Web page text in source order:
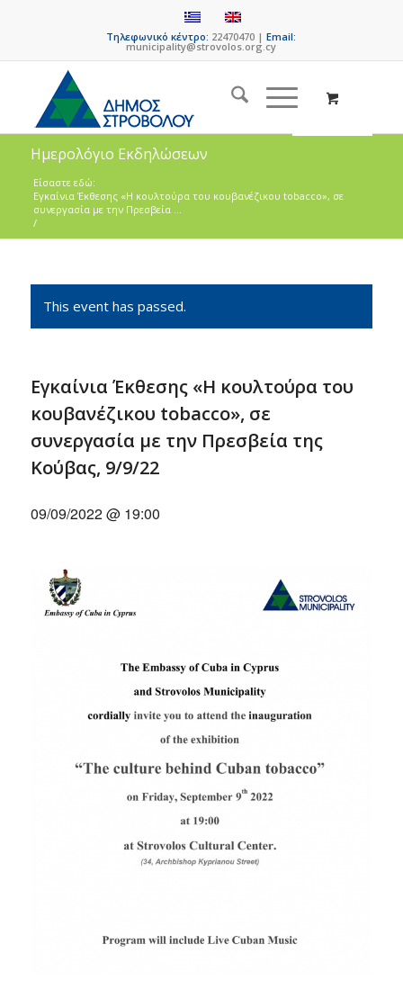
Τηλεφωνικό κέντρο: 22470470 |Email:
municipality@strovolos.org.cy
Ημερολόγιο Εκδηλώσεων
Είσαστε εδώ:
Εγκαίνια Έκθεσης «Η κουλτούρα του κουβανέζικου tobacco», σε
συνεργασία με την Πρεσβεία ...
/
This event has passed.
Εγκαίνια Έκθεσης «Η κουλτούρα του
κουβανέζικου tobacco», σε
συνεργασία με την Πρεσβεία της
Κούβας, 9/9/22
09/09/2022 @ 19:00